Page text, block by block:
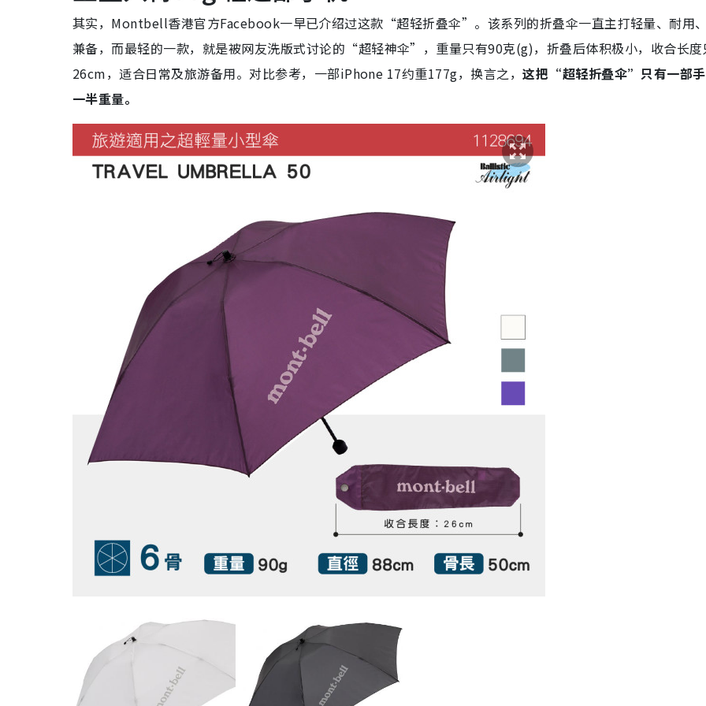
其实，Montbell香港官方Facebook一早已介绍过这款“超轻折叠伞”。该系列的折叠伞一直主打轻量、耐用
兼备，而最轻的一款，就是被网友洗版式讨论的“超轻神伞”，重量只有90克(g)，折叠后体积极小，收合长度
26cm，适合日常及旅游备用。对比参考，一部iPhone 17约重177g，换言之，这把“超轻折叠伞”只有一部
一半重量。